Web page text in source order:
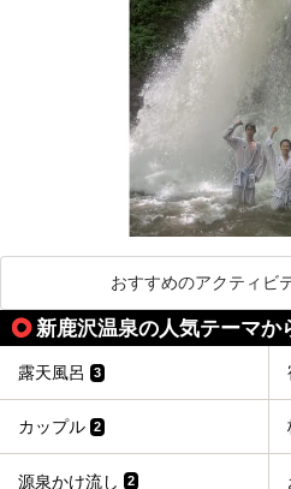
おすすめのアクティビ
新鹿沢温泉の人気テーマか
露天風呂 3
カップル 2
源泉かけ流し 2